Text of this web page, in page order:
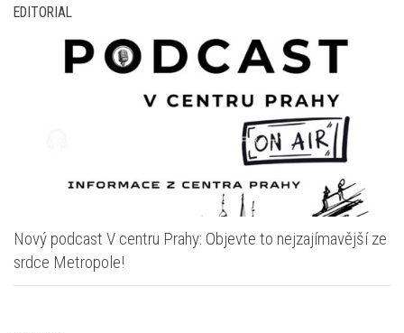
EDITORIAL
Nový podcast V centru Prahy: Objevte to nejzajímavější ze
srdce Metropole!